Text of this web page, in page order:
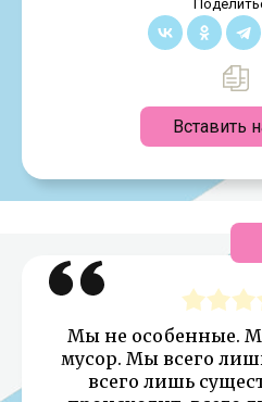
Вставить
Мы не особенные.
мусор. Мы всего
всего лишь